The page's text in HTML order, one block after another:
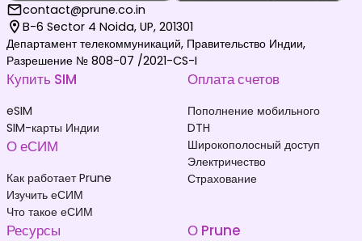
contact@prune.co.in
B-6 Sector 4 Noida, UP, 201301
Департамент телекоммуникаций, Правительство Индии,
Разрешение № 808-07 /2021-CS-I
Купить SIM
eSIM
SIM-карты Индии
О еСИМ
Как работает Prune
Изучить еСИМ
Что такое еСИМ
Оплата счетов
Пополнение мобильного
DTH
Широкополосный доступ
Электричество
Страхование
Ресурсы О Prune